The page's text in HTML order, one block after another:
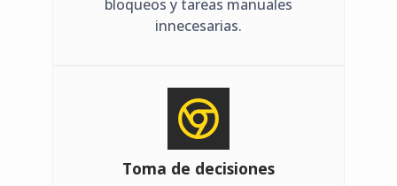
bloqueos y tareas manuales
innecesarias.
Toma de decisiones